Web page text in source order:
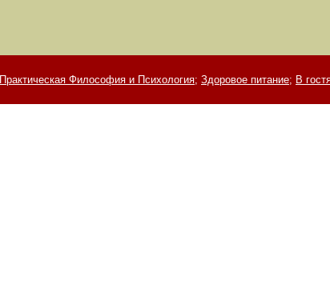
Практическая Философия и Психология; Здоровое питание; В